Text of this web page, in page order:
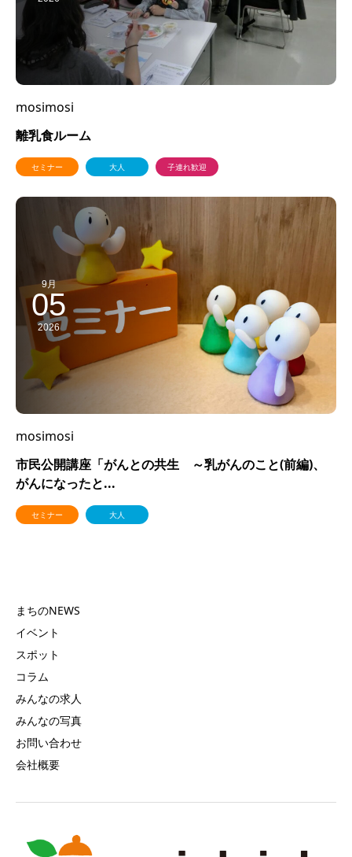
mosimosi
離乳食ルーム
セミナー 大人 子連れ歓迎
9月
05
2026
mosimosi
市民公開講座「がんとの共生 ～乳がんのこと(前編)、
がんになったと...
セミナー 大人
まちのNEWS
イベント
スポット
コラム
みんなの求人
みんなの写真
お問い合わせ
会社概要